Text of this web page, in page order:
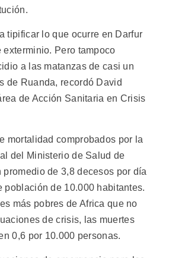
tipificar lo que ocurre en Darfur
exterminio. Pero tampoco
a las matanzas de casi un
de Ruanda, recordó David
de Acción Sanitaria en Crisis
mortalidad comprobados por la
del Ministerio de Salud de
de 3,8 decesos por día
población de 10.000 habitantes.
más pobres de Africa que no
de crisis, las muertes
0,6 por 10.000 personas.